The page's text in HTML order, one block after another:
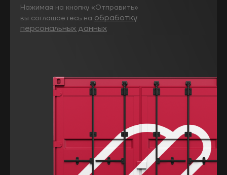
Нажимая на кнопку «Отправить»
вы соглашаетесь на обработку
персональных данных